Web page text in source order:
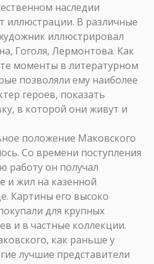
наследии
иллюстрации. В различные
иллюстрировал
Гоголя, Лермонтова. Как
моменты в литературном
позволяли ему наиболее
героев, показать
в которой они живут и
положение Маковского
Со времени поступления
работу он получал
и жил на казенной
Картины его высоко
для крупных
и в частные коллекции.
как раньше у
лучшие представители